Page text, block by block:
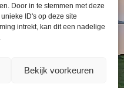
Door in te stemmen met deze
ID's op deze site
intrekt, kan dit een nadelige
Bekijk voorkeuren
(EU)